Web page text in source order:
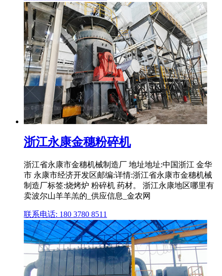
浙江永康金穗粉碎机
浙江省永康市金穗机械制造厂 地址地址:中国浙江 金华
市 永康市经济开发区邮编:详情:浙江省永康市金穗机械
制造厂标签:烧烤炉 粉碎机 药材。 浙江永康地区哪里有
卖波尔山羊羊羔的_供应信息_金农网
联系电话: 180 3780 8511